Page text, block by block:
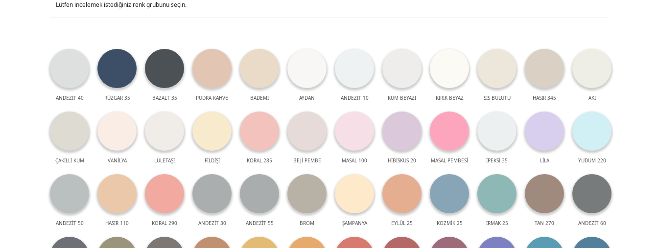
Lütfen incelemek istediğiniz renk grubunu seçin.
ANDEZİT 40 RÜZGAR 35 BAZALT 35 PUDRA KAHVE BADEMİ AYDAN ANDEZİT 10 KUM BEYAZI KIRIK BEYAZ SİS BULUTU HASIR 345 AKİ
ÇAKILLI KUM VANİLYA LÜLETAŞI FİLDİŞİ KORAL 285 BEJİ PEMBE MASAL 100 HİBİSKUS 20 MASAL PEMBESİ İPEKSİ 35 LİLA YUDUM 220
ANDEZİT 50 HASIR 110 KORAL 290 ANDEZİT 30 ANDEZİT 55 BROM ŞAMPANYA EYLÜL 25 KOZMİK 25 IRMAK 25 TAN 270 ANDEZİT 60